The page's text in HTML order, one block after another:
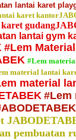
lantai karet
karet
karet
lantai gym
#Lem
#Lem
material lantai
material
#Lem
pembuatan